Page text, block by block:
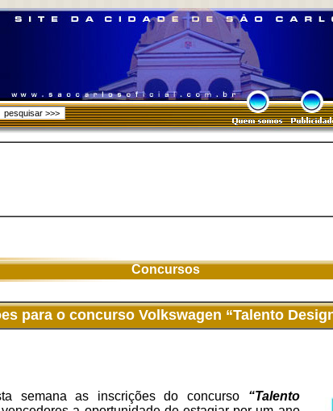
Concursos
para o concurso Volkswagen “Talento
semana as inscrições do concurso “Talento